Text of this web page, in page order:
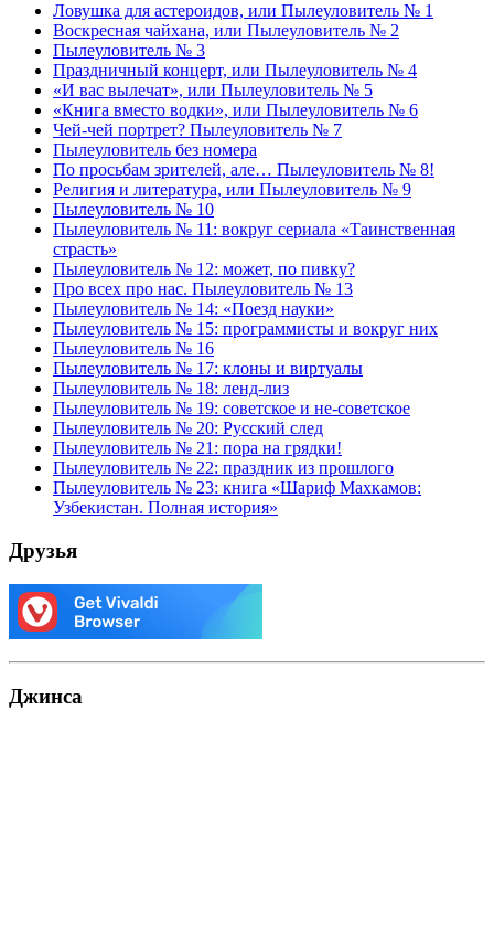
Ловушка для астероидов, или Пылеуловитель № 1
Воскресная чайхана, или Пылеуловитель № 2
Пылеуловитель № 3
Праздничный концерт, или Пылеуловитель № 4
«И вас вылечат», или Пылеуловитель № 5
«Книга вместо водки», или Пылеуловитель № 6
Чей-чей портрет? Пылеуловитель № 7
Пылеуловитель без номера
По просьбам зрителей, але… Пылеуловитель № 8!
Религия и литература, или Пылеуловитель № 9
Пылеуловитель № 10
Пылеуловитель № 11: вокруг сериала «Таинственная
страсть»
Пылеуловитель № 12: может, по пивку?
Про всех про нас. Пылеуловитель № 13
Пылеуловитель № 14: «Поезд науки»
Пылеуловитель № 15: программисты и вокруг них
Пылеуловитель № 16
Пылеуловитель № 17: клоны и виртуалы
Пылеуловитель № 18: ленд-лиз
Пылеуловитель № 19: советское и не-советское
Пылеуловитель № 20: Русский след
Пылеуловитель № 21: пора на грядки!
Пылеуловитель № 22: праздник из прошлого
Пылеуловитель № 23: книга «Шариф Махкамов:
Узбекистан. Полная история»
Друзья
Джинса